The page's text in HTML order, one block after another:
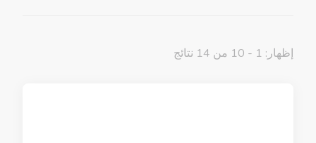
إظهار: 1 - 10 من 14 نتائج